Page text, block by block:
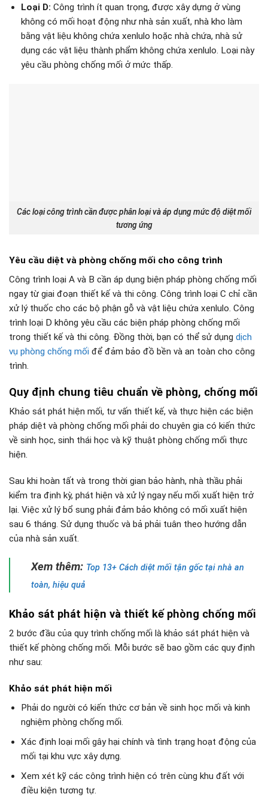
Loại D: Công trình ít quan trọng, được xây dựng ở vùng
không có mối hoạt động như nhà sản xuất, nhà kho làm
bằng vật liệu không chứa xenlulo hoặc nhà chứa, nhà sử
dụng các vật liệu thành phẩm không chứa xenlulo. Loại này
yêu cầu phòng chống mối ở mức thấp.
Các loại công trình cần được phân loại và áp dụng mức độ diệt mối
tương ứng
Yêu cầu diệt và phòng chống mối cho công trình
Công trình loại A và B cần áp dụng biện pháp phòng chống mối
ngay từ giai đoạn thiết kế và thi công. Công trình loại C chỉ cần
xử lý thuốc cho các bộ phận gỗ và vật liệu chứa xenlulo. Công
trình loại D không yêu cầu các biện pháp phòng chống mối
trong thiết kế và thi công. Đồng thời, bạn có thể sử dụng dịch
vụ phòng chống mối để đảm bảo đồ bền và an toàn cho công
trình.
Quy định chung tiêu chuẩn về phòng, chống mối
Khảo sát phát hiện mối, tư vấn thiết kế, và thực hiện các biện
pháp diệt và phòng chống mối phải do chuyên gia có kiến thức
về sinh học, sinh thái học và kỹ thuật phòng chống mối thực
hiện.
Sau khi hoàn tất và trong thời gian bảo hành, nhà thầu phải
kiểm tra định kỳ, phát hiện và xử lý ngay nếu mối xuất hiện trở
lại. Việc xử lý bổ sung phải đảm bảo không có mối xuất hiện
sau 6 tháng. Sử dụng thuốc và bả phải tuân theo hướng dẫn
của nhà sản xuất.
Xem thêm: Top 13+ Cách diệt mối tận gốc tại nhà an
toàn, hiệu quả
Khảo sát phát hiện và thiết kế phòng chống mối
2 bước đầu của quy trình chống mối là khảo sát phát hiện và
thiết kế phòng chống mối. Mỗi bước sẽ bao gồm các quy định
như sau:
Khảo sát phát hiện mối
Phải do người có kiến thức cơ bản về sinh học mối và kinh
nghiệm phòng chống mối.
Xác định loại mối gây hại chính và tình trạng hoạt động của
mối tại khu vực xây dựng.
Xem xét kỹ các công trình hiện có trên cùng khu đất với
điều kiện tương tự.